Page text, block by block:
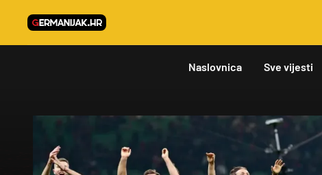
Naslovnica Sve vijesti